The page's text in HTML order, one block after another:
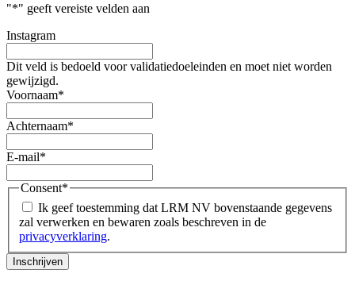
"*" geeft vereiste velden aan
Instagram
Dit veld is bedoeld voor validatiedoeleinden en moet niet worden
gewijzigd.
Voornaam*
Achternaam*
E-mail*
Consent*
Ik geef toestemming dat LRM NV bovenstaande gegevens
zal verwerken en bewaren zoals beschreven in de
privacyverklaring.
Inschrijven